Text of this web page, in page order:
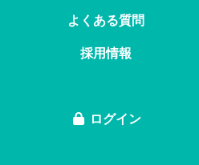
よくある質問
採用情報
ログイン